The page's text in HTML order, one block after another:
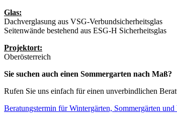
Glas:
Dachverglasung aus VSG-Verbundsicherheitsglas
Seitenwände bestehend aus ESG-H Sicherheitsglas
Projektort:
Oberösterreich
Sie suchen auch einen Sommergarten nach Maß?
Rufen Sie uns einfach für einen unverbindlichen
Beratungstermin für Wintergärten, Sommergärten und